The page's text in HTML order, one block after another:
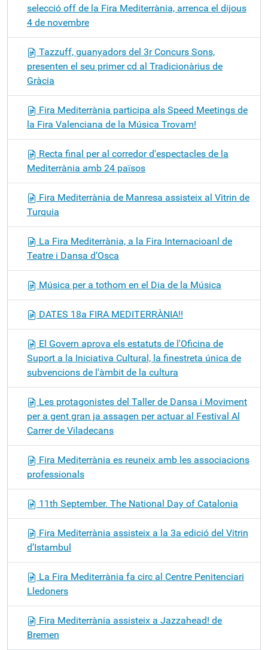
selecció off de la Fira Mediterrània, arrenca el dijous
4 de novembre
Tazzuff, guanyadors del 3r Concurs Sons,
presenten el seu primer cd al Tradicionàrius de
Gràcia
Fira Mediterrània participa als Speed Meetings de
la Fira Valenciana de la Música Trovam!
Recta final per al corredor d'espectacles de la
Mediterrània amb 24 països
Fira Mediterrània de Manresa assisteix al Vitrin de
Turquia
La Fira Mediterrània, a la Fira Internacioanl de
Teatre i Dansa d’Osca
Música per a tothom en el Dia de la Música
DATES 18a FIRA MEDITERRÀNIA!!
El Govern aprova els estatuts de l'Oficina de
Suport a la Iniciativa Cultural, la finestreta única de
subvencions de l'àmbit de la cultura
Les protagonistes del Taller de Dansa i Moviment
per a gent gran ja assagen per actuar al Festival Al
Carrer de Viladecans
Fira Mediterrània es reuneix amb les associacions
professionals
11th September. The National Day of Catalonia
Fira Mediterrània assisteix a la 3a edició del Vitrin
d’Istambul
La Fira Mediterrània fa circ al Centre Penitenciari
Lledoners
Fira Mediterrània assisteix a Jazzahead! de
Bremen